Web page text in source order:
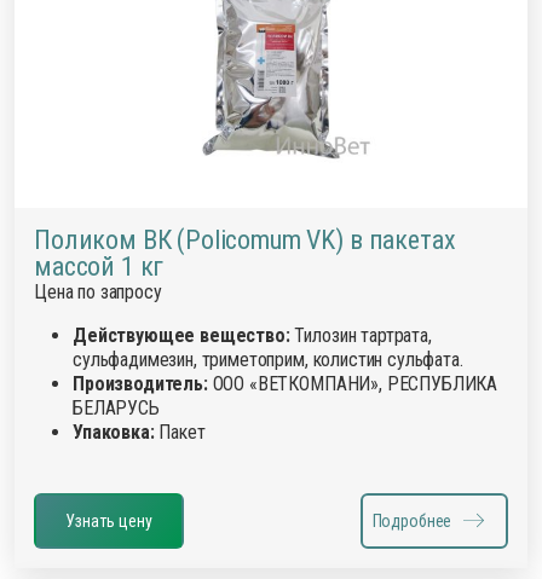
Поликом ВК (Policomum VK) в пакетах
массой 1 кг
Цена по запросу
Действующее вещество:Тилозин тартрата,
сульфадимезин, триметоприм, колистин сульфата.
Производитель:ООО «ВЕТКОМПАНИ», РЕСПУБЛИКА
БЕЛАРУСЬ
Упаковка:Пакет
Узнать цену Подробнее